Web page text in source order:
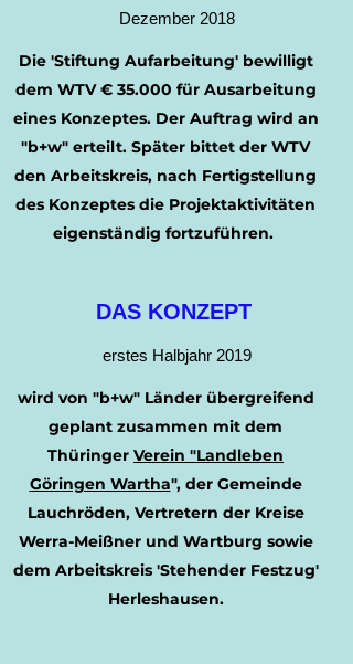
Dezember 2018
Die 'Stiftung Aufarbeitung' bewilligt
dem WTV € 35.000 für Ausarbeitung
eines Konzeptes. Der Auftrag wird an
"b+w" erteilt. Später bittet der WTV
den Arbeitskreis, nach Fertigstellung
des Konzeptes die Projektaktivitäten
eigenständig fortzuführen.
DAS KONZEPT
erstes Halbjahr 2019
wird von "b+w"Länder übergreifend
geplant zusammen mit dem
Thüringer Verein "Landleben
Göringen Wartha", der Gemeinde
Lauchröden, Vertretern der Kreise
Werra-Meißner und Wartburg sowie
dem Arbeitskreis 'Stehender Festzug'
Herleshausen.